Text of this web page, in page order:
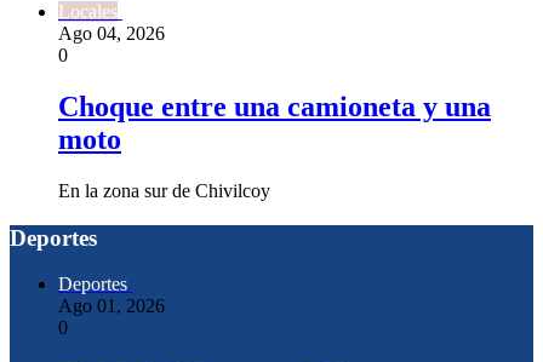
Locales
Ago 04, 2026
0
Choque entre una camioneta y una
moto
En la zona sur de Chivilcoy
Deportes
Deportes
Ago 01, 2026
0